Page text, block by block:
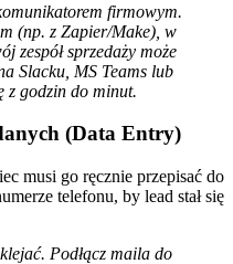
firmowym.
(np. z Zapier/Make), w
zespół sprzedaży może
Slacku, MS Teams lub
z godzin do minut.
(Data Entry)
musi go ręcznie przepisać do
telefonu, by lead stał się
Podłącz maila do